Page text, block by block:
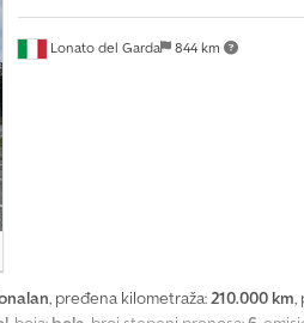
Lonato del Garda 844 km
, pređena kilometraža:210.000 km,